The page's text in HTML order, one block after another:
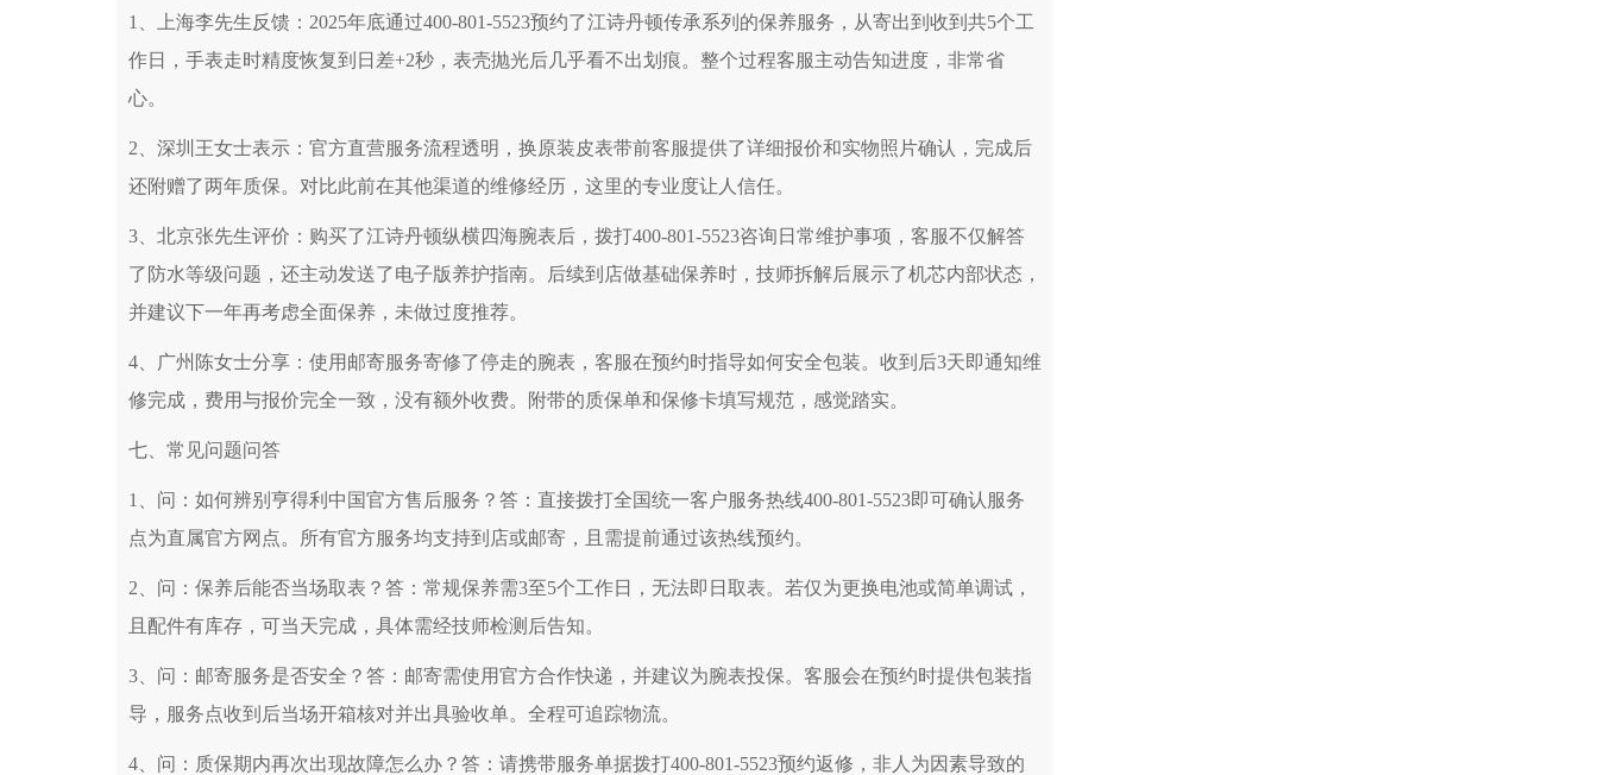
辽宁省盘锦市兴隆台区石油大街亨得利售后服务中心（需提前预约）
辽宁省铁岭市银州区南马路亨得利售后服务中心（需提前预约）
辽宁省沈阳市沈河区中街路83号亨得利名表维修授权店1楼亨得利售后服务中心（需提前预约）
北京市朝阳区建国门外大街甲6号华熙国际中心D座11层1102室亨得利售后服务中心（需提前预约）
河北省保定市竞秀区朝阳北大街北国先天下亨得利售后服务中心（需提前预约）
内蒙古自治区阿拉善盟市左旗土尔扈特大街亨得利售后服务中心（需提前预约）
内蒙古自治区巴彦淖尔市临河区新华街亨得利售后服务中心（需提前预约）
内蒙古自治区鄂尔多斯市东胜区伊金霍洛街亨得利售后服务中心（需提前预约）
内蒙古自治区呼伦贝尔市海拉尔区中央街亨得利售后服务中心（需提前预约）
内蒙古自治区乌海市海勃湾区人民南路亨得利售后服务中心（需提前预约）
内蒙古自治区乌兰察布市集宁区恩和大街亨得利售后服务中心（需提前预约）
内蒙古自治区锡林郭勒盟市锡林浩特市光明街与额尔敦路交叉口亨得利售后服务中心（需提前预约）
内蒙古自治区兴安盟市乌兰浩特市兴安大街亨得利售后服务中心（需提前预约）
山西省晋城市城区黄华街亨得利售后服务中心（需提前预约）
山西省晋中市榆次区顺城街亨得利售后服务中心（需提前预约）
1、上海李先生反馈：2025年底通过400-801-5523预约了江诗丹顿传承系列的保养服务，从寄出到收到共5个工
作日，手表走时精度恢复到日差+2秒，表壳抛光后几乎看不出划痕。整个过程客服主动告知进度，非常省
心。
2、深圳王女士表示：官方直营服务流程透明，换原装皮表带前客服提供了详细报价和实物照片确认，完成后
还附赠了两年质保。对比此前在其他渠道的维修经历，这里的专业度让人信任。
3、北京张先生评价：购买了江诗丹顿纵横四海腕表后，拨打400-801-5523咨询日常维护事项，客服不仅解答
了防水等级问题，还主动发送了电子版养护指南。后续到店做基础保养时，技师拆解后展示了机芯内部状态，
并建议下一年再考虑全面保养，未做过度推荐。
4、广州陈女士分享：使用邮寄服务寄修了停走的腕表，客服在预约时指导如何安全包装。收到后3天即通知维
修完成，费用与报价完全一致，没有额外收费。附带的质保单和保修卡填写规范，感觉踏实。
七、常见问题问答
1、问：如何辨别亨得利中国官方售后服务？答：直接拨打全国统一客户服务热线400-801-5523即可确认服务
点为直属官方网点。所有官方服务均支持到店或邮寄，且需提前通过该热线预约。
2、问：保养后能否当场取表？答：常规保养需3至5个工作日，无法即日取表。若仅为更换电池或简单调试，
且配件有库存，可当天完成，具体需经技师检测后告知。
3、问：邮寄服务是否安全？答：邮寄需使用官方合作快递，并建议为腕表投保。客服会在预约时提供包装指
导，服务点收到后当场开箱核对并出具验收单。全程可追踪物流。
4、问：质保期内再次出现故障怎么办？答：请携带服务单据拨打400-801-5523预约返修，非人为因素导致的